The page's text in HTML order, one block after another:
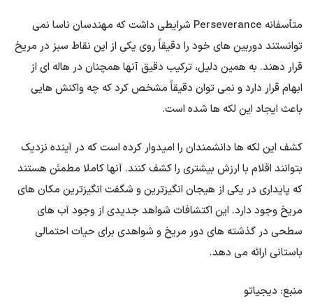
متأسفانه Perseverance شرایطی داشت که مهندسان ناسا نمی
توانستند دوربین های خود را دقیقاً روی یکی از این نقاط سبز در مریخ
قرار دهند. به همین دلیل، ترکیب دقیق آنها همچنان در هاله ای از
ابهام قرار دارد و نمی توان دقیقاً مشخص کرد که چه واکنش هایی
باعث ایجاد این لکه ها شده است.
کشف این لکه ها دانشمندان را امیدوار کرده است که در آینده نزدیک
بتوانند اقلام با ارزش بیشتری را کشف کنند. آنها کاملا مطمئن هستند
که پایداری در یکی از هیجان انگیزترین و شگفت انگیزترین مکان های
مریخ وجود دارد. این اکتشافات شواهد جدیدی از وجود آب های
سطحی در گذشته های دور مریخ و شواهدی برای حیات احتمالی
باستانی ارائه می دهد.
منبع: دیجیاتو